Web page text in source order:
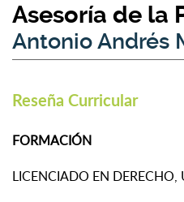
Asesoría de la
Antonio Andrés
Reseña Curricular
FORMACIÓN
LICENCIADO EN